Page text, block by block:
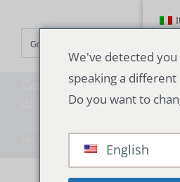
contenuto
Go to...
Cosa cercare nella
di silicone?
We've detected
speaking a different
Do you want to
English